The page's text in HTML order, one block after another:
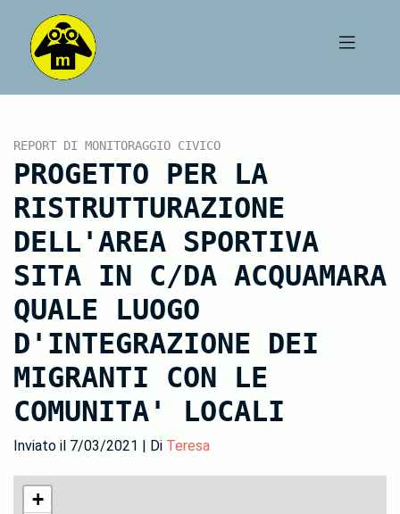
REPORT DI MONITORAGGIO CIVICO
PROGETTO PER LA
RISTRUTTURAZIONE
DELL'AREA SPORTIVA
SITA IN C/DA ACQUAMARA
QUALE LUOGO
D'INTEGRAZIONE DEI
MIGRANTI CON LE
COMUNITA' LOCALI
Inviato il 7/03/2021 | Di Teresa
+